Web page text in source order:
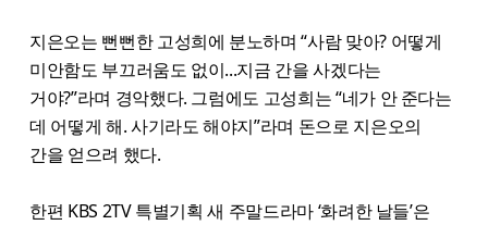
지은오는 뻔뻔한 고성희에 분노하며 “사람 맞아? 어떻게
미안함도 부끄러움도 없이...지금 간을 사겠다는
거야?”라며 경악했다. 그럼에도 고성희는 “네가 안 준다는
데 어떻게 해. 사기라도 해야지”라며 돈으로 지은오의
간을 얻으려 했다.
한편 KBS 2TV 특별기획 새 주말드라마 ‘화려한 날들’은